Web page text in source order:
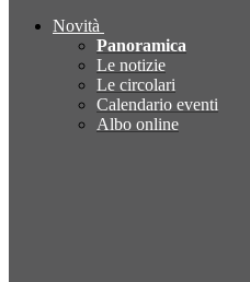
Novità
Panoramica
Le notizie
Le circolari
Calendario eventi
Albo online